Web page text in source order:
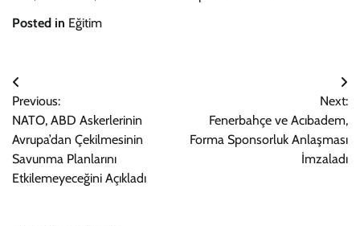
Posted in Eğitim
Yazı
gezinmesi
Previous:
NATO, ABD Askerlerinin
Avrupa’dan Çekilmesinin
Savunma Planlarını
Etkilemeyeceğini Açıkladı
Next:
Fenerbahçe ve Acıbadem,
Forma Sponsorluk Anlaşması
İmzaladı